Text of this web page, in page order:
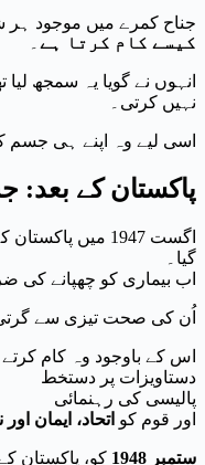
جناح کمرے میں موجود ہر
کیسے کام کرتا ہے
انہوں نے گویا یہ سمجھ لیا
نہیں کرتی۔
اسی لیے وہ اپنے ہی جسم
پاکستان کے
اگست 1947 میں
گیا۔
اب بیماری کو چھپانے کی
اُن کی صحت تیزی سے
اس کے باوجود وہ کام
دستاویزات پر دستخط
پالیسی کی رہنمائی
اور قوم کو اتحاد، ایمان
11 ستمبر 1948
کو، پاکستان